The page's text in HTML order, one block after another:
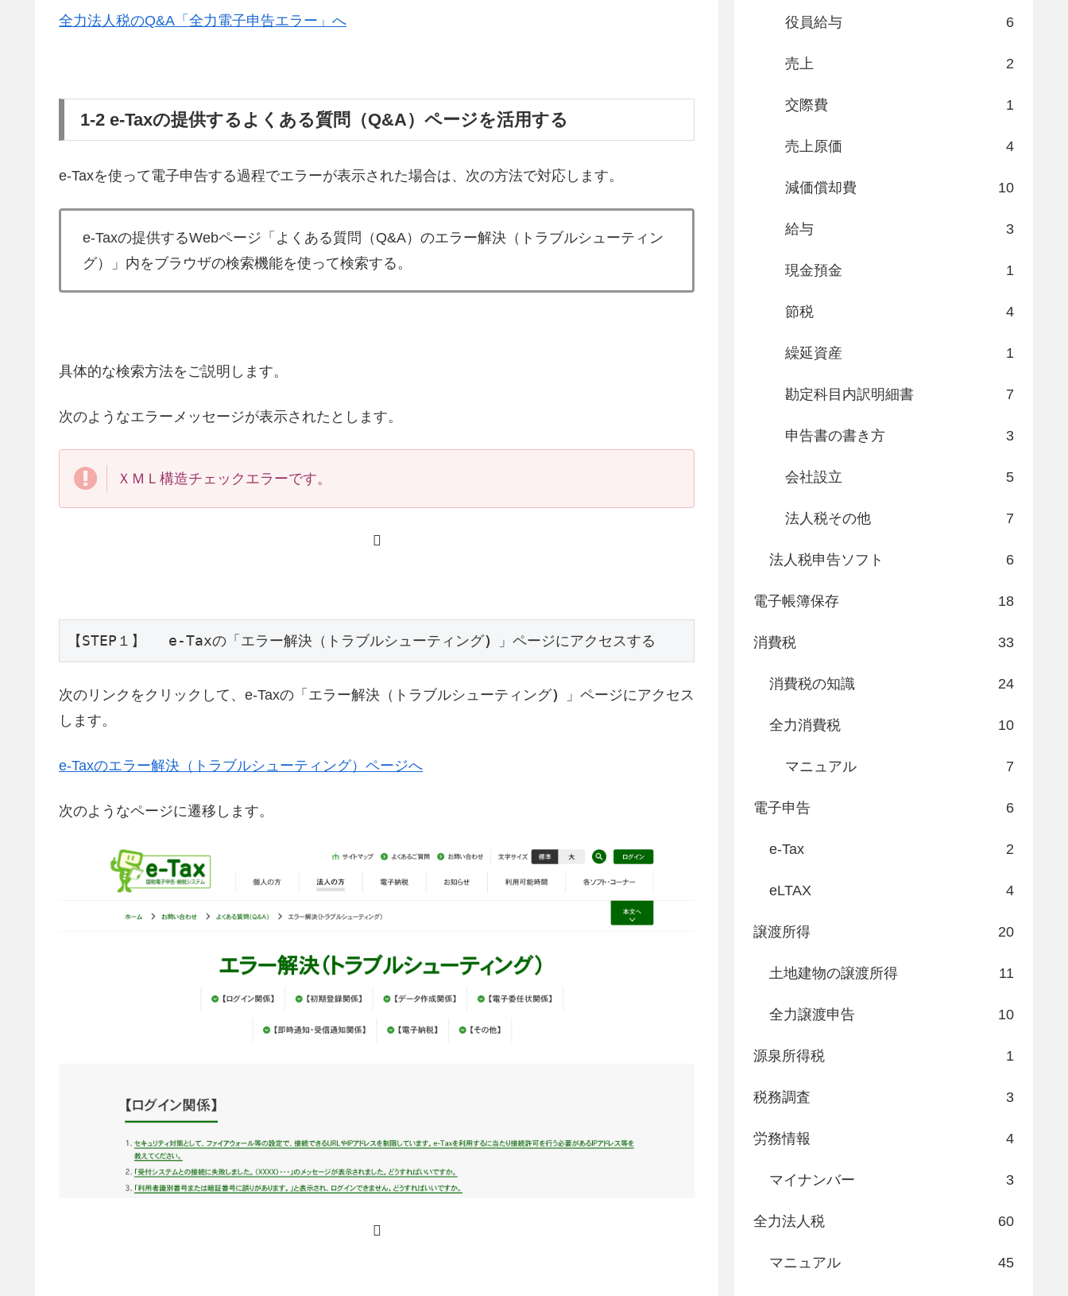
全力法人税のQ&A「全力電子申告エラー」へ
1-2 e-Taxの提供するよくある質問（Q&A）ページを活用する
e-Taxを使って電子申告する過程でエラーが表示された場合は、次の方法で対応します。
e-Taxの提供するWebページ「よくある質問（Q&A）のエラー解決（トラブルシューティン
グ）」内をブラウザの検索機能を使って検索する。
具体的な検索方法をご説明します。
次のようなエラーメッセージが表示されたとします。
ＸＭＬ構造チェックエラーです。
【STEP１】　 e-Taxの「エラー解決（トラブルシューティング） 」ページにアクセスする
次のリンクをクリックして、e-Taxの「エラー解決（トラブルシューティング）
」ページにアクセス
します。
e-Taxのエラー解決（トラブルシューティング）ページへ
次のようなページに遷移します。
役員給与 6
売上 2
交際費 1
売上原価 4
減価償却費 10
給与 3
現金預金 1
節税 4
繰延資産 1
勘定科目内訳明細書 7
申告書の書き方 3
会社設立 5
法人税その他 7
法人税申告ソフト 6
電子帳簿保存 18
消費税 33
消費税の知識 24
全力消費税 10
マニュアル 7
電子申告 6
e-Tax 2
eLTAX 4
譲渡所得 20
土地建物の譲渡所得 11
全力譲渡申告 10
源泉所得税 1
税務調査 3
労務情報 4
マイナンバー 3
全力法人税 60
マニュアル 45